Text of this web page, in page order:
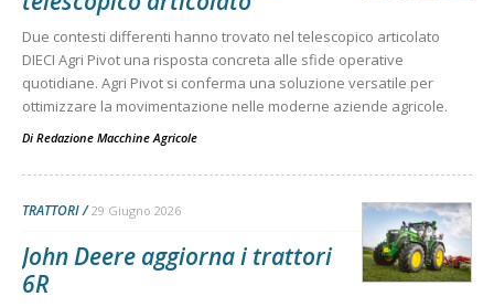
Due contesti differenti hanno trovato nel telescopico articolato
DIECI Agri Pivot una risposta concreta alle sfide operative
quotidiane. Agri Pivot si conferma una soluzione versatile per
ottimizzare la movimentazione nelle moderne aziende agricole.
Di Redazione Macchine Agricole
TRATTORI 29 Giugno 2026
John Deere aggiorna i trattori
6R